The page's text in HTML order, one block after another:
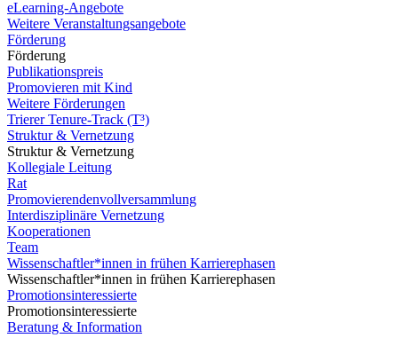
eLearning-Angebote
Weitere Veranstaltungsangebote
Förderung
Förderung
Publikationspreis
Promovieren mit Kind
Weitere Förderungen
Trierer Tenure-Track (T³)
Struktur & Vernetzung
Struktur & Vernetzung
Kollegiale Leitung
Rat
Promovierendenvollversammlung
Interdisziplinäre Vernetzung
Kooperationen
Team
Wissenschaftler*innen in frühen Karrierephasen
Wissenschaftler*innen in frühen Karrierephasen
Promotionsinteressierte
Promotionsinteressierte
Beratung & Information